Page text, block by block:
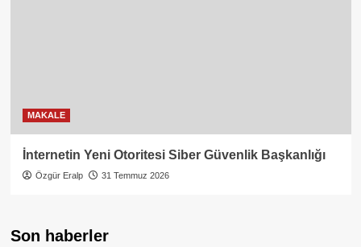
MAKALE
İnternetin Yeni Otoritesi Siber Güvenlik Başkanlığı
Özgür Eralp 31 Temmuz 2026
Son haberler